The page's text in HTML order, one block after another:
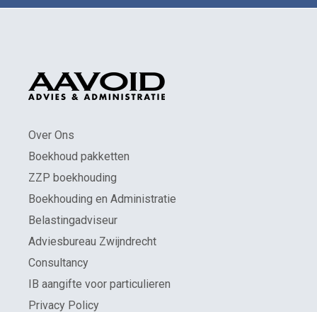
Over Ons
Boekhoud pakketten
ZZP boekhouding
Boekhouding en Administratie
Belastingadviseur
Adviesbureau Zwijndrecht
Consultancy
IB aangifte voor particulieren
Privacy Policy